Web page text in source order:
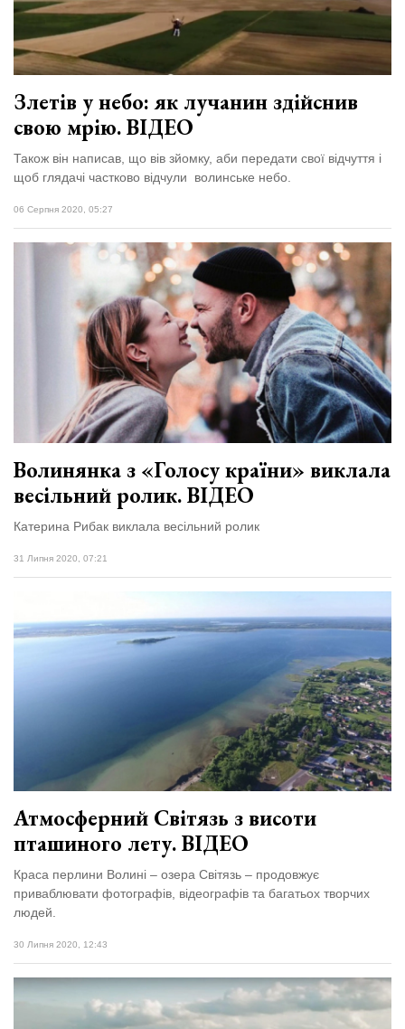
XIX
Спартакіада
29 Липня 2026
566 переглядів
Персона
Лайф
Афіша
ZONE 18+
Політика конфіденційності
Злетів у небо: як лучанин здійснив
свою мрію. ВІДЕО
Також він написав, що вів зйомку, аби передати свої відчуття і
щоб глядачі частково відчули волинське небо.
06 Серпня 2020, 05:27
Волинянка з «Голосу країни» виклала
весільний ролик. ВІДЕО
Катерина Рибак виклала весільний ролик
31 Липня 2020, 07:21
Атмосферний Світязь з висоти
пташиного лету. ВІДЕО
Краса перлини Волині – озера Світязь – продовжує
приваблювати фотографів, відеографів та багатьох творчих
людей.
30 Липня 2020, 12:43